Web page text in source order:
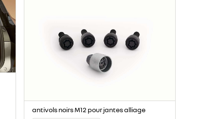
antivols noirs M12 pour jantes alliage